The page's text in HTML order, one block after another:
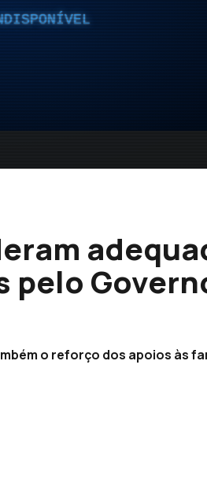
pelo
o reforço dos apoios às